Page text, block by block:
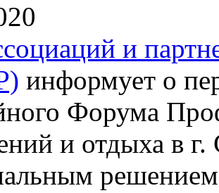
и
информует о
Форума
и отдыха в